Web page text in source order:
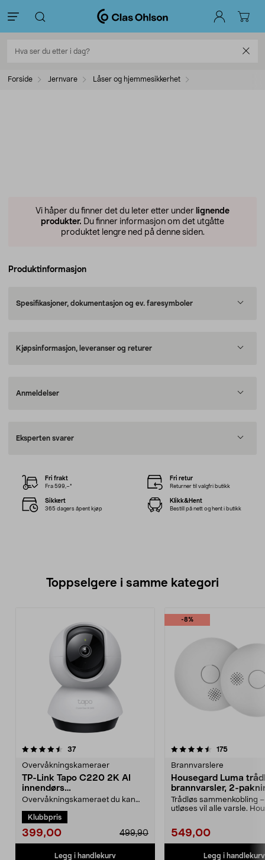
Forside Jernvare Låser og hjemmesikkerhet
Vi håper du finner det du leter etter under lignende
produkter. Du finner informasjon om det utgåtte
produktet lengre ned på denne siden.
Produktinformasjon
Spesifikasjoner, dokumentasjon og ev. faresymboler
Kjøpsinformasjon, leveranser og returer
Anmeldelser
Eksperten svarer
Fri frakt
Fra 599,–*
Fri retur
Returner til valgfri butikk
Sikkert
365 dagers åpent kjøp
Klikk&Hent
Bestill på nett og hent i butikk
Toppselgere i samme kategori
37anmeldelser
Overvåkningskameraer
TP-Link Tapo C220 2K AI
innendørs
overvåkningskamera
Overvåkningskameraet du kan
smart KI. TP-Link Tapo ...
Klubbpris
399,00 499,90
Legg i handlekurv
-8%
4.5 av 5 stjerner 175
Brannvarslere
Housegard Luma
brannvarsler, 2-
Trådløs sammenkobling
utløses vil alle varsle.
549,00
Legg i handlekurv
4.5 av 5 stjerner